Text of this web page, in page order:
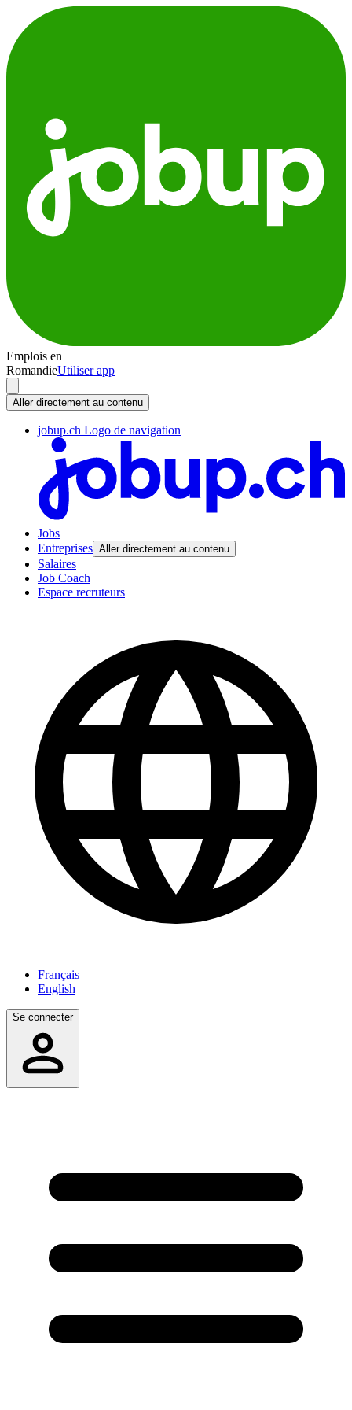
Emplois en
RomandieUtiliser app
Aller directement au contenu
jobup.ch Logo de navigation
Jobs
Entreprises Aller directement au contenu
Salaires
Job Coach
Espace recruteurs
Français
English
Se connecter